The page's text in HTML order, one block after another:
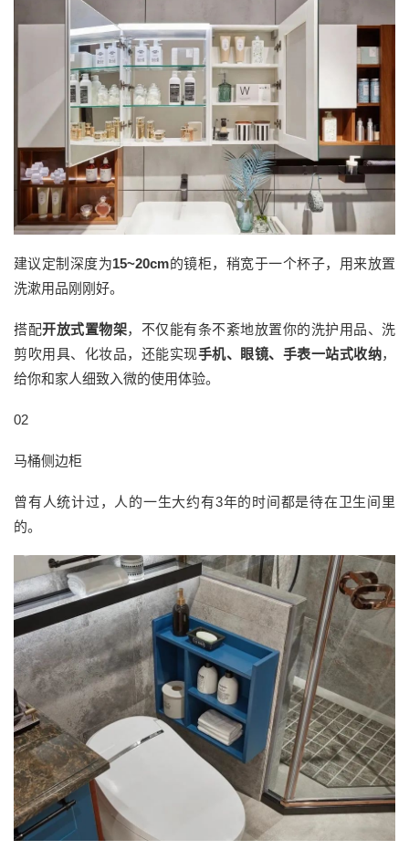
建议定制深度为15~20cm的镜柜，稍宽于一个杯子，用来放置
洗漱用品刚刚好。
搭配开放式置物架，不仅能有条不紊地放置你的洗护用品、洗
剪吹用具、化妆品，还能实现手机、眼镜、手表一站式收纳，
给你和家人细致入微的使用体验。
02
马桶侧边柜
曾有人统计过，人的一生大约有3年的时间都是待在卫生间里
的。